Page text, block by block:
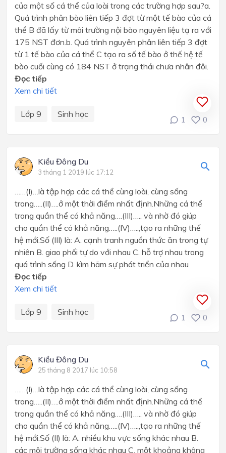
của một số cá thể của loài trong các trường hợp sau?a.
Quá trình phân bào liên tiếp 3 đợt từ một tế bào của cá
thể B đã lấy từ môi trường nội bào nguyên liệu tạ ra với
175 NST đơn.b. Quá trình nguyên phân liên tiếp 3 đợt
từ 1 tế bào của cá thể C tạo ra số tế bào ở thế hệ tế
bào cuối cùng có 184 NST ở trạng thái chưa nhân đôi.
Đọc tiếp
Xem chi tiết
Lớp 9 Sinh học
1 0
Kiều Đông Du
3 tháng 1 2019 lúc 17:12
……(I)…là tập hợp các cá thể cùng loài, cùng sống
trong…..(II)….ở một thời điểm nhất định.Những cá thể
trong quần thể có khả năng….(III)….. và nhờ đó giúp
cho quần thể có khả năng…..(IV)…..,tạo ra những thế
hệ mới.Số (III) là: A. cạnh tranh nguồn thức ăn trong tự
nhiên B. giao phối tự do với nhau C. hỗ trợ nhau trong
quá trình sống D. kìm hãm sự phát triển của nhau
Đọc tiếp
Xem chi tiết
Lớp 9 Sinh học
1 0
Kiều Đông Du
25 tháng 8 2017 lúc 10:58
……(I)…là tập hợp các cá thể cùng loài, cùng sống
trong…..(II)….ở một thời điểm nhất định.Những cá thể
trong quần thể có khả năng….(III)….. và nhờ đó giúp
cho quần thể có khả năng…..(IV)…..,tạo ra những thế
hệ mới.Số (II) là: A. nhiều khu vực sống khác nhau B.
các môi trường sống khác nhau C. một khoảng không